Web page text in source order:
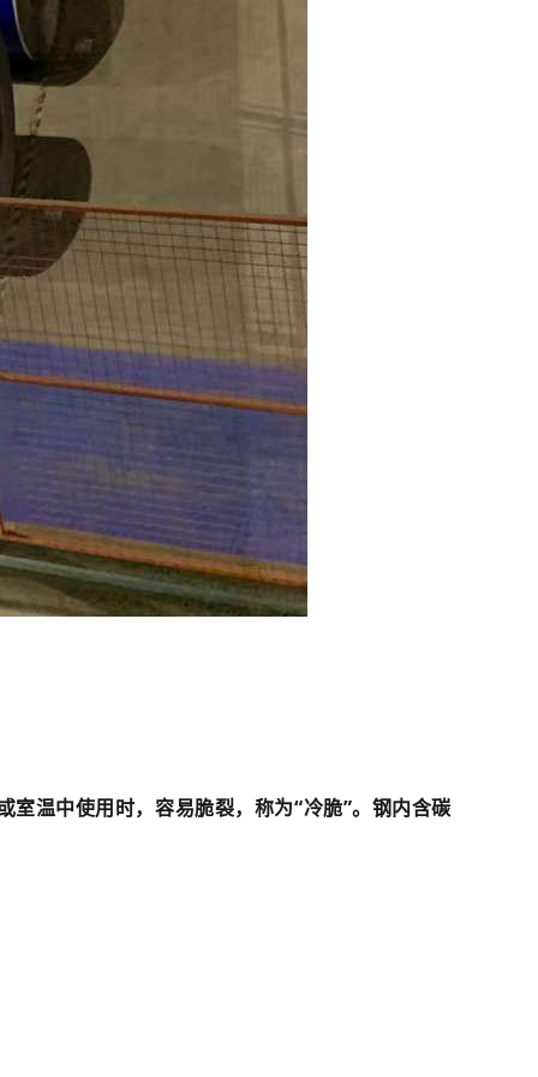
温中使用时，容易脆裂，称为“冷脆”。钢内含碳